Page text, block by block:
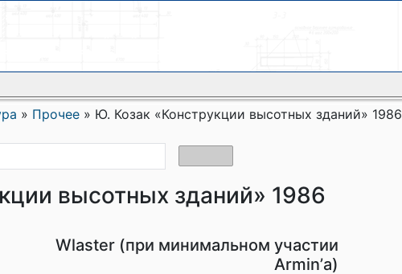
» Прочее » Ю. Козак «Конструкции высотных зданий» 1986
высотных зданий» 1986
Wlaster (при минимальном участии
Armin’а)